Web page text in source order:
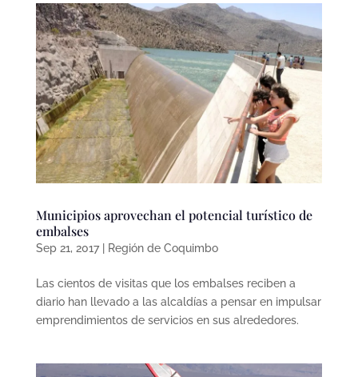
Municipios aprovechan el potencial turístico de
embalses
Sep 21, 2017| Región de Coquimbo
Las cientos de visitas que los embalses reciben a
diario han llevado a las alcaldías a pensar en impulsar
emprendimientos de servicios en sus alrededores.